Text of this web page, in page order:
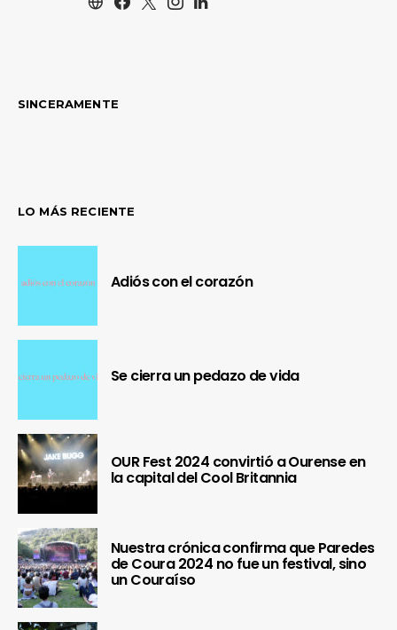
SINCERAMENTE
LO MÁS RECIENTE
Adiós con el corazón
Se cierra un pedazo de vida
OUR Fest 2024 convirtió a Ourense en
la capital del Cool Britannia
Nuestra crónica confirma que Paredes
de Coura 2024 no fue un festival, sino
un Couraíso